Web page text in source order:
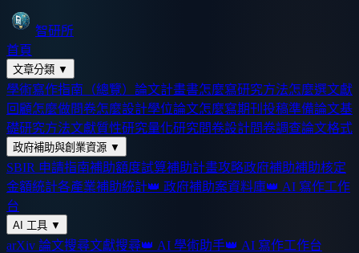
智研所
首頁
文章分類 ▼
學術寫作指南（總覽） 論文計畫書怎麼寫研究方法怎麼選文獻
回顧怎麼做問卷怎麼設計學位論文怎麼寫期刊投稿準備論文基
礎研究方法文獻質性研究量化研究問卷設計問卷調查論文格式
政府補助與創業資源 ▼
SBIR 申請指南補助額度試算補助計畫攻略政府補助補助核定
金額統計各產業補助統計👑 政府補助案資料庫👑 AI 寫作工作
台
AI 工具 ▼
arXiv 論文搜尋文獻搜尋👑 AI 學術助手👑 AI 寫作工作台